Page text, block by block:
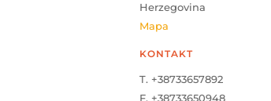
Herzegovina
Mapa
KONTAKT
T. +38733657892
F. +38733650948